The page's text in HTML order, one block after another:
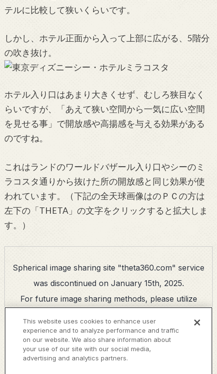
テルに比較して狭いくらいです。
しかし、ホテル正面から入って上部に広がる、5階分
の吹き抜け。
ホテル入り口はあまり大きくせず、むしろ狭目なく
らいですが、「あえて狭い空間から一気に広い空間
を見せる事」で開放感や高揚感を与える効果がある
のですね。
これはランドのワールドバザール入り口やシーのミ
ラコスタ通りから抜けた所の開放感と同じ効果が使
われています。（下記の全天球画像はのＰＣの方は
左下の「THETA」の文字をクリックすると拡大しま
す。）